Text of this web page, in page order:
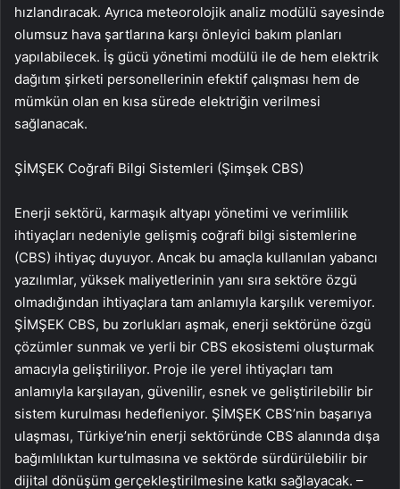
hızlandıracak. Ayrıca meteorolojik analiz modülü sayesinde
olumsuz hava şartlarına karşı önleyici bakım planları
yapılabilecek. İş gücü yönetimi modülü ile de hem elektrik
dağıtım şirketi personellerinin efektif çalışması hem de
mümkün olan en kısa sürede elektriğin verilmesi
sağlanacak.
ŞİMŞEK Coğrafi Bilgi Sistemleri (Şimşek CBS)
Enerji sektörü, karmaşık altyapı yönetimi ve verimlilik
ihtiyaçları nedeniyle gelişmiş coğrafi bilgi sistemlerine
(CBS) ihtiyaç duyuyor. Ancak bu amaçla kullanılan yabancı
yazılımlar, yüksek maliyetlerinin yanı sıra sektöre özgü
olmadığından ihtiyaçlara tam anlamıyla karşılık veremiyor.
ŞİMŞEK CBS, bu zorlukları aşmak, enerji sektörüne özgü
çözümler sunmak ve yerli bir CBS ekosistemi oluşturmak
amacıyla geliştiriliyor. Proje ile yerel ihtiyaçları tam
anlamıyla karşılayan, güvenilir, esnek ve geliştirilebilir bir
sistem kurulması hedefleniyor. ŞİMŞEK CBS’nin başarıya
ulaşması, Türkiye’nin enerji sektöründe CBS alanında dışa
bağımlılıktan kurtulmasına ve sektörde sürdürülebilir bir
dijital dönüşüm gerçekleştirilmesine katkı sağlayacak. –